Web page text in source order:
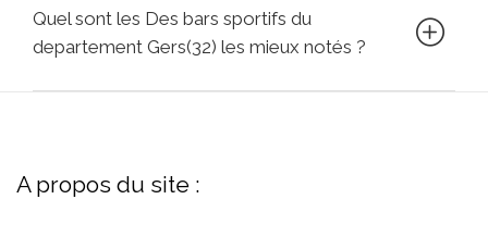
Quel sont les Des bars sportifs du
departement Gers(32) les mieux notés ?
A propos du site :